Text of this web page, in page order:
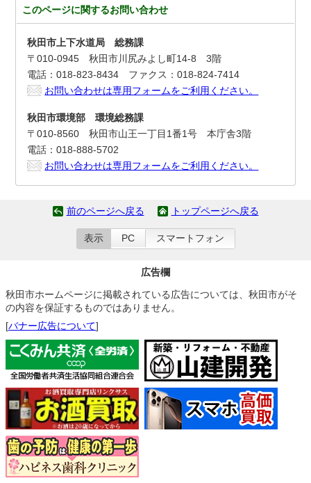
このページに関するお問い合わせ
秋田市上下水道局 総務課
〒010-0945 秋田市川尻みよし町14-8 3階
電話：018-823-8434 ファクス：018-824-7414
お問い合わせは専用フォームをご利用ください。
秋田市環境部 環境総務課
〒010-8560 秋田市山王一丁目1番1号 本庁舎3階
電話：018-888-5702
お問い合わせは専用フォームをご利用ください。
前のページへ戻る トップページへ戻る
表示 PC スマートフォン
広告欄
秋田市ホームページに掲載されている広告については、秋田市がそ
の内容を保証するものではありません。
[バナー広告について]